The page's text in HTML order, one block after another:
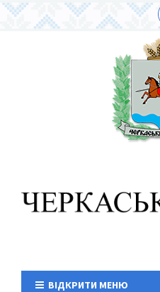
ВІДКРИТИ МЕНЮ